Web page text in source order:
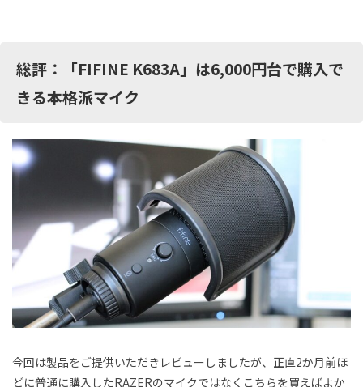
総評：「FIFINE K683A」は6,000円台で購入で
きる本格派マイク
今回は製品をご提供いただきレビューしましたが、正直2か月前ほ
どに普通に購入したRAZERのマイクではなくこちらを買えばよか